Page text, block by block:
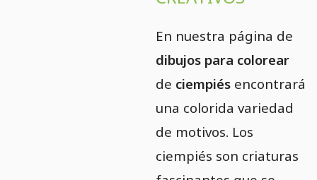
En nuestra página de
dibujos para colorear
de ciempiésencontrará
una colorida variedad
de motivos. Los
ciempiés son criaturas